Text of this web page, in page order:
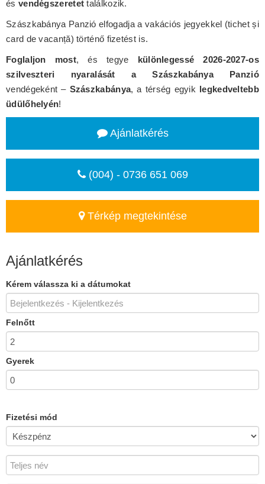
és vendégszeretet találkozik.
Szászkabánya Panzió elfogadja a vakációs jegyekkel (tichet și
card de vacanță) történő fizetést is.
Foglaljon most, és tegye különlegessé 2026-2027-os
szilveszteri nyaralását a Szászkabánya Panzió
vendégeként – Szászkabánya, a térség egyik legkedveltebb
üdülőhelyén!
Ajánlatkérés
(004) - 0736 651 069
Térkép megtekintése
Ajánlatkérés
Kérem válassza ki a dátumokat
Felnőtt
Gyerek
Fizetési mód